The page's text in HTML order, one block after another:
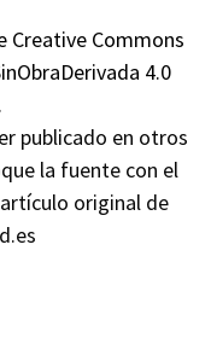
Creative Commons
4.0
publicado en otros
la fuente con el
original de